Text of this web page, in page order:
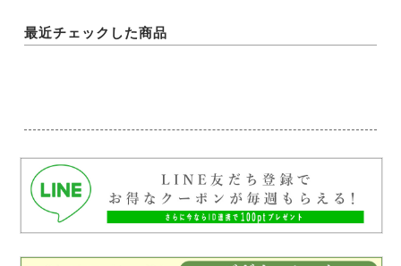
最近チェックした商品